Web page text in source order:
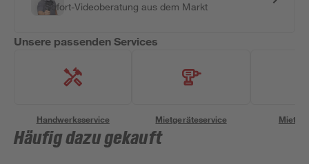
Sofort-Videoberatung aus dem Markt
Unsere passenden Services
Handwerksservice Mietgeräteservice
Häufig dazu gekauft